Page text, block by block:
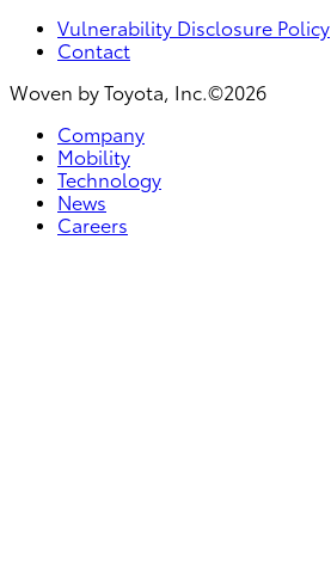
Vulnerability Disclosure Policy
Contact
Woven by Toyota, Inc.©2026
Company
Mobility
Technology
News
Careers